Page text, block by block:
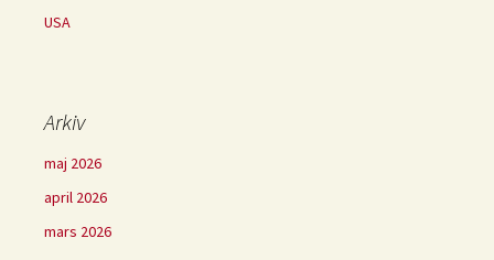
USA
Arkiv
maj 2026
april 2026
mars 2026